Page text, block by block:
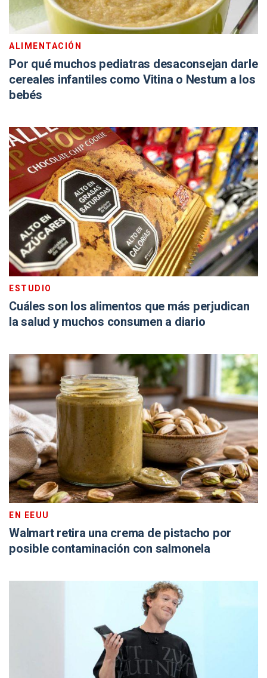
ALIMENTACIÓN
Por qué muchos pediatras desaconsejan darle
cereales infantiles como Vitina o Nestum a los
bebés
ESTUDIO
Cuáles son los alimentos que más perjudican
la salud y muchos consumen a diario
EN EEUU
Walmart retira una crema de pistacho por
posible contaminación con salmonela